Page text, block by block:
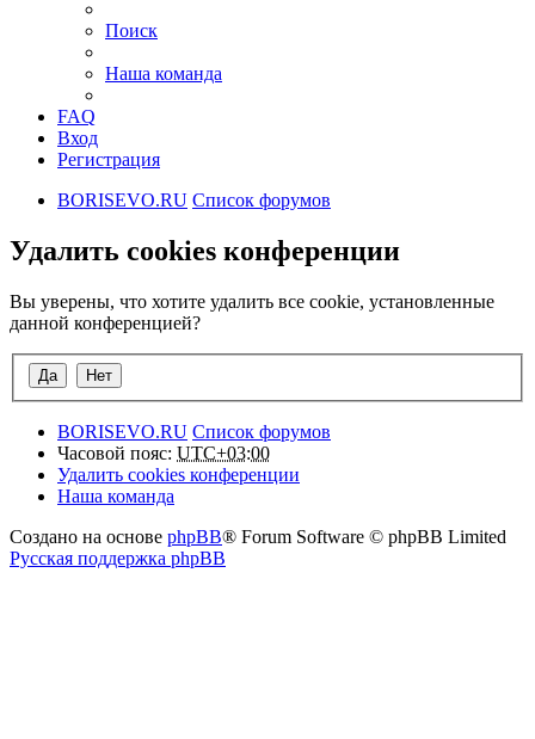
Поиск
Наша команда
FAQ
Вход
Регистрация
BORISEVO.RU Список форумов
Удалить cookies конференции
Вы уверены, что хотите удалить все cookie, установленные
данной конференцией?
BORISEVO.RU Список форумов
Часовой пояс: UTC+03:00
Удалить cookies конференции
Наша команда
Создано на основе phpBB® Forum Software © phpBB Limited
Русская поддержка phpBB